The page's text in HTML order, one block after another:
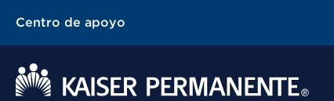
Centro de apoyo